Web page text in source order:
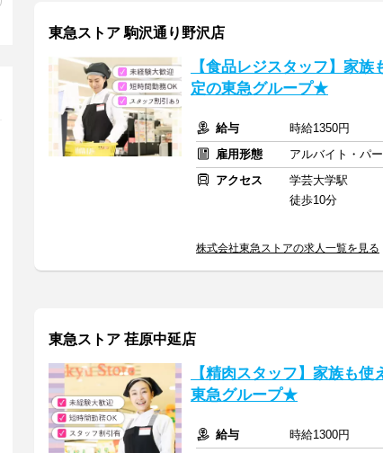
東急ストア 駒沢通り野沢店
【食品レジスタッフ】家
定の東急グループ★
給与
時給1350円
雇用形態
アルバイト・パー
アクセス
学芸大学駅
徒歩10分
株式会社東急ストアの求人一覧を見る
東急ストア 荏原中延店
【精肉スタッフ】家族も
東急グループ★
給与
時給1300円